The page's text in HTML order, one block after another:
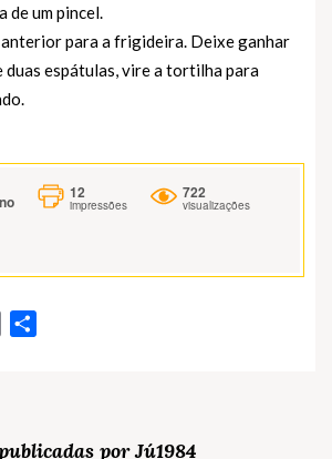
de um pincel.
para a frigideira. Deixe ganhar
duas espátulas, vire a tortilha para
12
impressões
722
visualizações
Email
por Jú1984